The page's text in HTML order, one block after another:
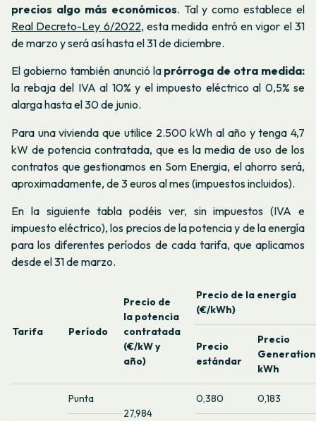
precios algo más económicos. Tal y como establece el
Real Decreto-Ley 6/2022, esta medida entró en vigor el 31
de marzo y será así hasta el 31 de diciembre.
El gobierno también anunció la prórroga de otra medida:
la rebaja del IVA al 10% y el impuesto eléctrico al 0,5% se
alarga hasta el 30 de junio.
Para una vivienda que utilice 2.500 kWh al año y tenga 4,7
kW de potencia contratada, que es la media de uso de los
contratos que gestionamos en Som Energia, el ahorro será,
aproximadamente, de 3 euros al mes (impuestos incluidos).
En la siguiente tabla podéis ver, sin impuestos (IVA e
impuesto eléctrico), los precios de la potencia y de la energía
para los diferentes períodos de cada tarifa, que aplicamos
desde el 31 de marzo.
Tarifa Período
Precio de
la potencia
contratada
(€/kW y
año)
Precio de la energía
(€/kWh)
Precio
estándar
Precio
Generation
kWh
Punta
27,984
0,380 0,183